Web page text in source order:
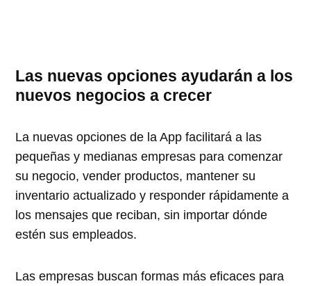
Las nuevas opciones ayudarán a los
nuevos negocios a crecer
La nuevas opciones de la App facilitará a las
pequeñas y medianas empresas para comenzar
su negocio, vender productos, mantener su
inventario actualizado y responder rápidamente a
los mensajes que reciban, sin importar dónde
estén sus empleados.
Las empresas buscan formas más eficaces para